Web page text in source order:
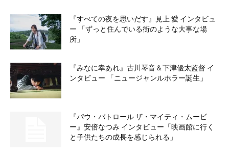
『すべての夜を思いだす』見上 愛 インタビュ
ー 「ずっと住んでいる街のような大事な場
所」
『みなに幸あれ』古川琴音＆下津優太監督 イ
ンタビュー 「ニュージャンルホラー誕生」
『パウ・パトロール ザ・マイティ・ムービ
ー』安倍なつみ インタビュー「映画館に行く
と子供たちの成長を感じられる」